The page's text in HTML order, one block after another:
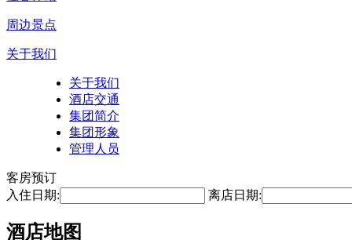
周边景点
关于我们
关于我们
酒店交通
集团简介
集团形象
管理人员
客房预订
入住日期:
离店日期:
酒店地图